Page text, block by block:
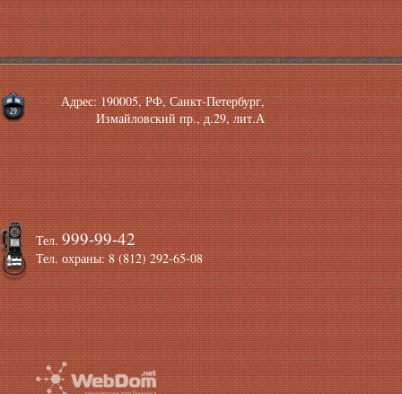
Тел.999-99-42
Тел. охраны: 8 (812) 292-65-08
Адрес: 190005, РФ, Санкт-Петербург,
Измайловский пр., д.29, лит.А